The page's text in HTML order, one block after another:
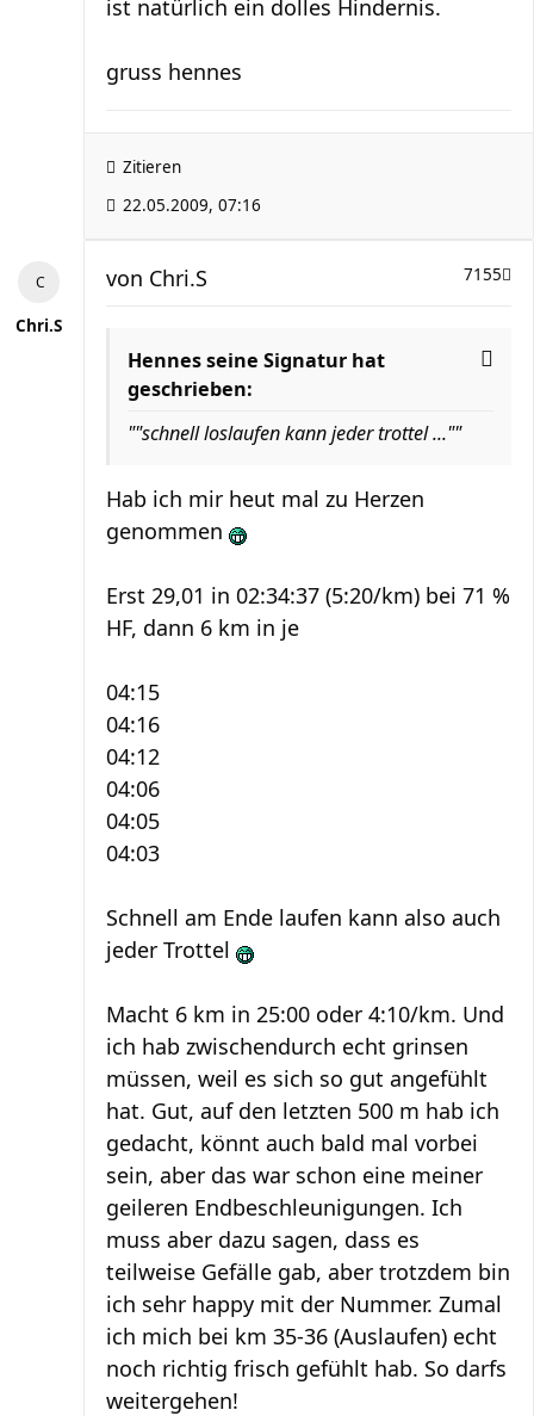
ist natürlich ein dolles Hindernis.
gruss hennes
Zitieren
22.05.2009, 07:16
Chri.S
7155
von Chri.S
Hennes seine Signatur hat
geschrieben:
""schnell loslaufen kann jeder trottel ...""
Hab ich mir heut mal zu Herzen
genommen
Erst 29,01 in 02:34:37 (5:20/km) bei 71 %
HF, dann 6 km in je
04:15
04:16
04:12
04:06
04:05
04:03
Schnell am Ende laufen kann also auch
jeder Trottel
Macht 6 km in 25:00 oder 4:10/km. Und
ich hab zwischendurch echt grinsen
müssen, weil es sich so gut angefühlt
hat. Gut, auf den letzten 500 m hab ich
gedacht, könnt auch bald mal vorbei
sein, aber das war schon eine meiner
geileren Endbeschleunigungen. Ich
muss aber dazu sagen, dass es
teilweise Gefälle gab, aber trotzdem bin
ich sehr happy mit der Nummer. Zumal
ich mich bei km 35-36 (Auslaufen) echt
noch richtig frisch gefühlt hab. So darfs
weitergehen!